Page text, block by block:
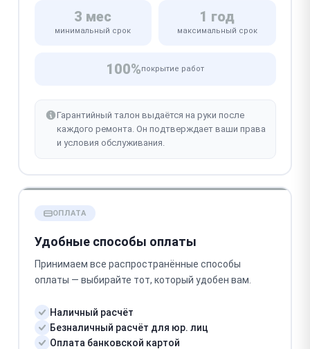
3 мес
минимальный срок
1 год
максимальный срок
100%покрытие работ
Гарантийный талон выдаётся на руки после
каждого ремонта. Он подтверждает ваши права
и условия обслуживания.
ОПЛАТА
Удобные способы оплаты
Принимаем все распространённые способы
оплаты — выбирайте тот, который удобен вам.
Наличный расчёт
Безналичный расчёт для юр. лиц
Оплата банковской картой